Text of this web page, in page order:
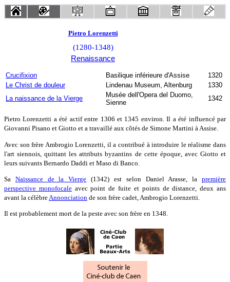
Pietro Lorenzetti
(1280-1348)
Renaissance
Crucifixion Basilique inférieure d'Assise
1320
Le Christ de douleur
Lindenau Museum, Altenburg
1330
La naissance de la Vierge
Musée dell'Opera del Duomo,
Sienne
1342
Pietro Lorenzetti a été actif entre 1306 et 1345 environ. Il a été influencé par
Giovanni Pisano et Giotto et a travaillé aux côtés de Simone Martini à Assise.
Avec son frère Ambrogio Lorenzetti, il a contribué à introduire le réalisme dans
l'art siennois, quittant les attributs byzantins de cette époque, avec Giotto et
leurs suivants Bernardo Daddi et Maso di Banco.
Sa Naissance de la Vierge (1342) est selon Daniel Arasse, lapremière
perspective monofocaleavec point de fuite et points de distance, deux ans
avant la célèbre Annonciation de son frère cadet, Ambrogio Lorenzetti.
Il est probablement mort de la peste avec son frère en 1348.